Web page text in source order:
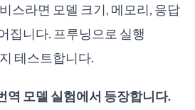
스라면 모델 크기, 메모리, 응답
집니다. 프루닝으로 실행
테스트합니다.
역 모델 실험에서 등장합니다.